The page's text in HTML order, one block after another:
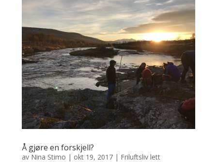
Å gjøre en forskjell?
av Nina Stimo | okt 19, 2017| Friluftsliv lett